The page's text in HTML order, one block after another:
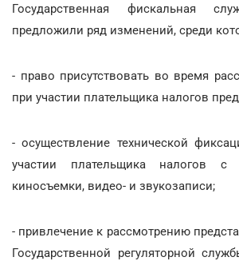
Государственная фискальная
предложили ряд изменений, среди
- право присутствовать во время
при участии плательщика налогов
- осуществление технической
участии плательщика налогов
киносъемки, видео- и звукозаписи;
- привлечение к рассмотрению
Государственной регуляторной